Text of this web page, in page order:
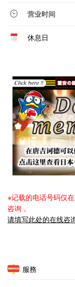
营业时间
休息日
※记载的电话号码仅
咨询，
请填写此处的在线咨
服務